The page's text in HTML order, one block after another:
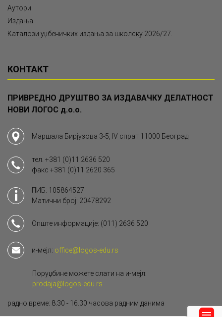
Аутори
Издања
Каталози уџбеничких издања за школску 2026/27.
КОНТАКТ
ПРИВРЕДНО ДРУШТВО ЗА ИЗДАВАЧКУ ДЕЛАТНОСТ
НОВИ ЛОГОС д.о.о.
Маршала Бирјузова 3-5, IV спрат 11000 Београд
тел. +381 (0)11 2636 520
факс +381 (0)11 2620 365
ПИБ: 105864527
Матични број: 20478292
Опште информације: (011) 2636 520
и-мејл: office@logos-edu.rs
Поруџбине можете слати на и-мејл:
prodaja@logos-edu.rs
радно време: 8.30 - 16.30 часова радним данима